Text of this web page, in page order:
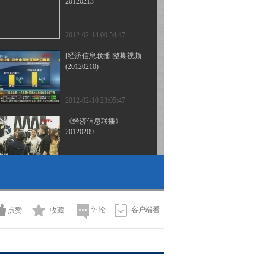
2012-02-14 00:54:47
[经济信息联播]整期视频
(20120210)
2012-02-10 23:05:47
《经济信息联播》
20120209
2012-02-06 22:51:13
《经济信息联播》
点赞 收藏 评论 客户端看